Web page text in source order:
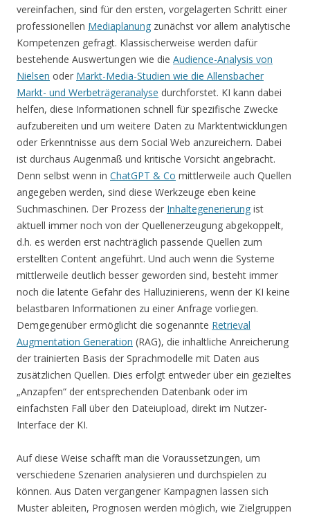
vereinfachen, sind für den ersten, vorgelagerten Schritt einer
professionellen Mediaplanung zunächst vor allem analytische
Kompetenzen gefragt. Klassischerweise werden dafür
bestehende Auswertungen wie die Audience-Analysis von
Nielsen oder Markt-Media-Studien wie die Allensbacher
Markt- und Werbeträgeranalyse durchforstet. KI kann dabei
helfen, diese Informationen schnell für spezifische Zwecke
aufzubereiten und um weitere Daten zu Marktentwicklungen
oder Erkenntnisse aus dem Social Web anzureichern. Dabei
ist durchaus Augenmaß und kritische Vorsicht angebracht.
Denn selbst wenn in ChatGPT & Co mittlerweile auch Quellen
angegeben werden, sind diese Werkzeuge eben keine
Suchmaschinen. Der Prozess der Inhaltegenerierung ist
aktuell immer noch von der Quellenerzeugung abgekoppelt,
d.h. es werden erst nachträglich passende Quellen zum
erstellten Content angeführt. Und auch wenn die Systeme
mittlerweile deutlich besser geworden sind, besteht immer
noch die latente Gefahr des Halluzinierens, wenn der KI keine
belastbaren Informationen zu einer Anfrage vorliegen.
Demgegenüber ermöglicht die sogenannte Retrieval
Augmentation Generation (RAG), die inhaltliche Anreicherung
der trainierten Basis der Sprachmodelle mit Daten aus
zusätzlichen Quellen. Dies erfolgt entweder über ein gezieltes
„Anzapfen“ der entsprechenden Datenbank oder im
einfachsten Fall über den Dateiupload, direkt im Nutzer-
Interface der KI.
Auf diese Weise schafft man die Voraussetzungen, um
verschiedene Szenarien analysieren und durchspielen zu
können. Aus Daten vergangener Kampagnen lassen sich
Muster ableiten, Prognosen werden möglich, wie Zielgruppen